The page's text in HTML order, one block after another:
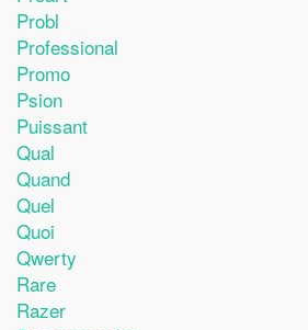
Probl
Professional
Promo
Psion
Puissant
Qual
Quand
Quel
Quoi
Qwerty
Rare
Razer